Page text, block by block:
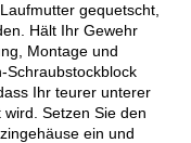
gequetscht,
Hält Ihr Gewehr
Montage und
Schraubstockblock
Ihr teurer unterer
Setzen Sie den
ein und